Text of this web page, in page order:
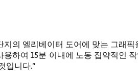
의 엘리베이터 도어에 맞는 그래픽
용하여 15분 이내에 노동 집약적인
입니다.